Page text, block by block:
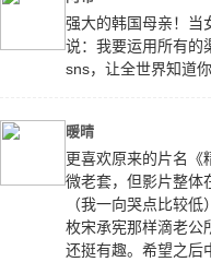
强大的韩国母亲！当
说：我要运用所有的
sns，让全世界知道
暖晴
更喜欢原来的片名《
微老套，但影片整体
（我一向哭点比较
枚宋承宪那样滴老公
还挺有趣。希望之后